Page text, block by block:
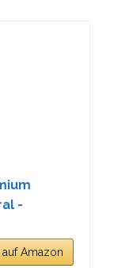
-
auf Amazon